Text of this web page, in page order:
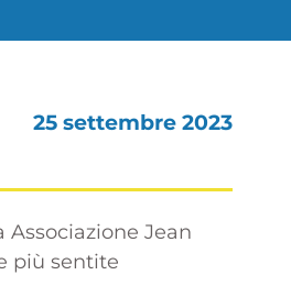
25 settembre 2023
Jean
più sentite